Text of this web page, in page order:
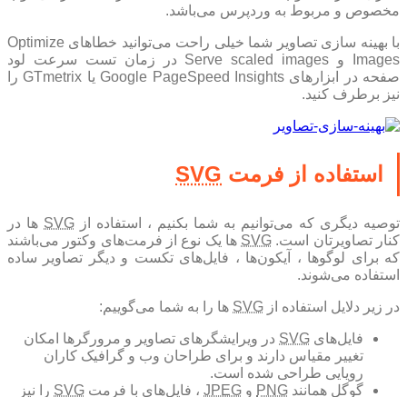
مخصوص و مربوط به وردپرس می‌باشد.
با بهینه سازی تصاویر شما خیلی راحت می‌توانید خطاهای Optimize
Images و Serve scaled images در زمان تست سرعت لود
صفحه در ابزارهای Google PageSpeed Insights یا GTmetrix را
نیز برطرف کنید.
استفاده از فرمت SVG
توصیه دیگری که می‌توانیم به شما بکنیم ، استفاده از SVG ها در
کنار تصاویرتان است. SVG ها یک نوع از فرمت‌های وکتور می‌باشند
که برای لوگوها ، آیکون‌ها ، فایل‌های تکست و دیگر تصاویر ساده
استفاده می‌شوند.
در زیر دلایل استفاده از SVG ها را به شما می‌گوییم:
فایل‌های SVG در ویرایشگر‌های تصاویر و مرورگرها امکان
تغییر مقیاس دارند و برای طراحان وب و گرافیک کاران
رویایی طراحی شده است.
گوگل همانند PNG و JPEG ، فایل‌های با فرمت SVG را نیز